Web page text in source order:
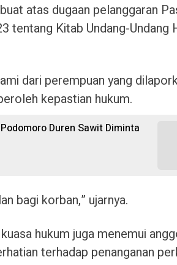
atas dugaan pelanggaran
tentang Kitab Undang-Undang
dari perempuan yang
kepastian hukum.
Duren Sawit Diminta
bagi korban,” ujarnya.
hukum juga menemui
terhadap penanganan